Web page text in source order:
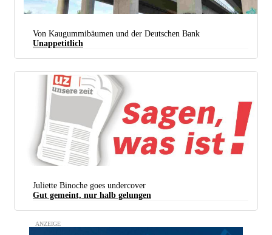
Idyllisch: Punk im Pott (Foto: Meins)
Von Kaugummibäumen und der Deutschen Bank
Unappetitlich
Juliette Binoche goes undercover
Gut gemeint, nur halb gelungen